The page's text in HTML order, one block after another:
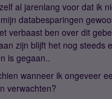
al jarenlang voor dat ik
databesparingen
verbaast ben over dit
zijn blijft het nog steeds
is gegaan..
wanneer ik ongeveer
verwachten?